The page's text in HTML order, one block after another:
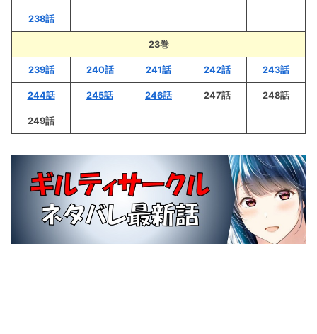
238話
23巻
239話 240話 241話 242話 243話
244話 245話 246話 247話 248話
249話